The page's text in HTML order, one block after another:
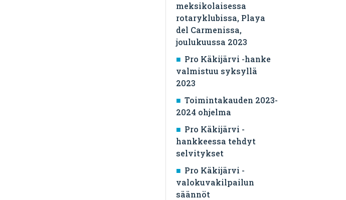
meksikolaisessa
rotaryklubissa, Playa
del Carmenissa,
joulukuussa 2023
Pro Käkijärvi -hanke
valmistuu syksyllä
2023
Toimintakauden 2023-
2024 ohjelma
Pro Käkijärvi -
hankkeessa tehdyt
selvitykset
Pro Käkijärvi -
valokuvakilpailun
säännöt